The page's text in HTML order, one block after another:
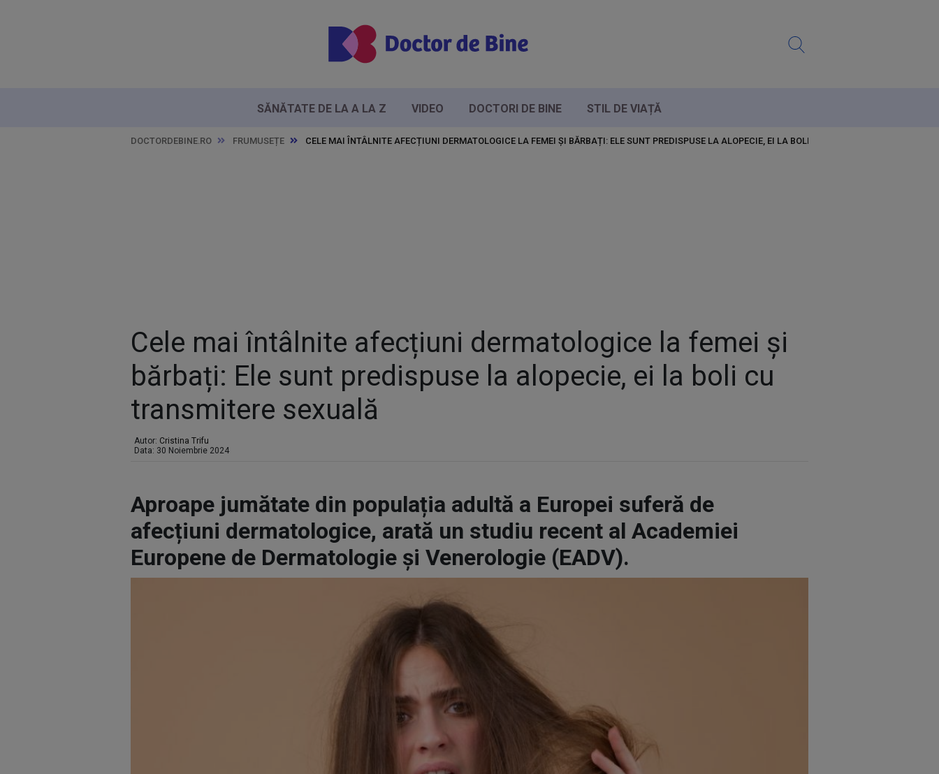
SĂNĂTATE DE LA A LA Z VIDEO DOCTORI DE BINE STIL DE VIAȚĂ
DOCTORDEBINE.RO FRUMUSEȚE CELE MAI ÎNTÂLNITE AFECȚIUNI DERMATOLOGICE LA FEMEI ȘI BĂRBAȚI: ELE SUNT PREDISPUSE LA ALOPECIE, EI LA BOLI CU TRANSMITERE SEXUALĂ
Cele mai întâlnite afecțiuni dermatologice la femei și
bărbați: Ele sunt predispuse la alopecie, ei la boli cu
transmitere sexuală
Autor: Cristina Trifu
Data: 30 Noiembrie 2024
Aproape jumătate din populația adultă a Europei suferă de
afecțiuni dermatologice, arată un studiu recent al Academiei
Europene de Dermatologie și Venerologie (EADV).